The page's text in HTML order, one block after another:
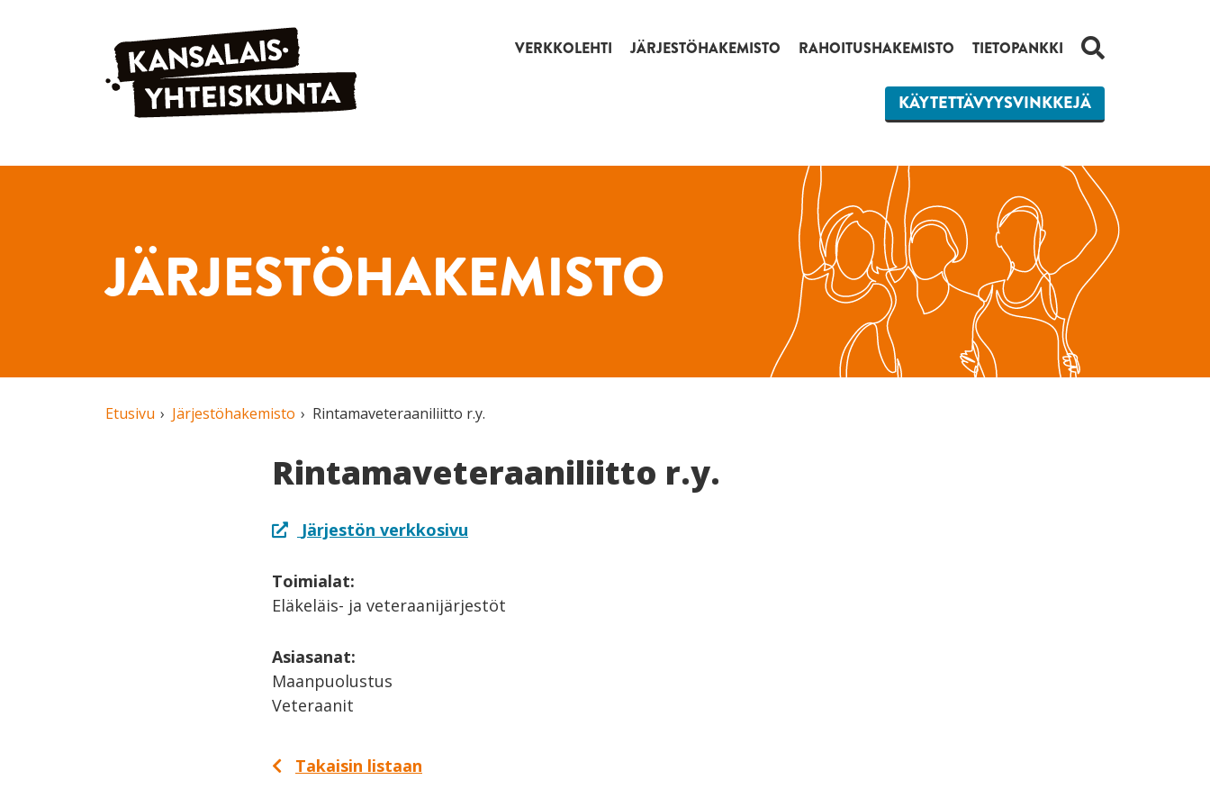
Siirry sisältöön VERKKOLEHTI JÄRJESTÖHAKEMISTO RAHOITUSHAKEMISTO TIETOPANKKI HAKU
KÄYTETTÄVYYSVINKKEJÄ
JÄRJESTÖHAKEMISTO
Etusivu Järjestöhakemisto Rintamaveteraaniliitto r.y.
Rintamaveteraaniliitto r.y.
Järjestön verkkosivu
Toimialat:
Eläkeläis- ja veteraanijärjestöt
Asiasanat:
Maanpuolustus
Veteraanit
Takaisin listaan